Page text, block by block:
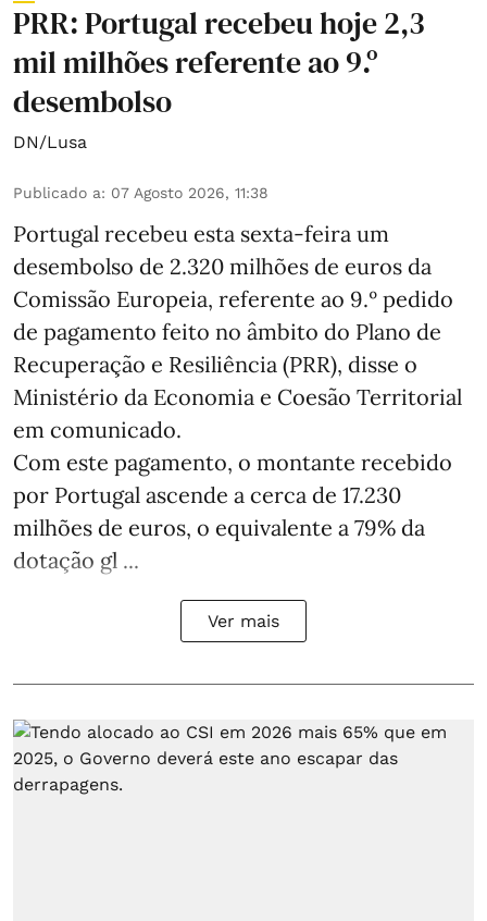
PRR: Portugal recebeu hoje 2,3
mil milhões referente ao 9.º
desembolso
DN/Lusa
Publicado a: 07 Agosto 2026, 11:38
Portugal recebeu esta sexta-feira um
desembolso de 2.320 milhões de euros da
Comissão Europeia, referente ao 9.º pedido
de pagamento feito no âmbito do Plano de
Recuperação e Resiliência (PRR), disse o
Ministério da Economia e Coesão Territorial
em comunicado.
Com este pagamento, o montante recebido
por Portugal ascende a cerca de 17.230
milhões de euros, o equivalente a 79% da
dotação gl ...
Ver mais